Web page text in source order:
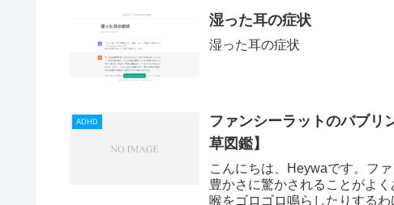
湿った耳の症状
湿った耳の症状
ADHD
ファンシーラットのバブリ
草図鑑】
こんにちは、Heywaです。フ
豊かさに驚かされることがよ
喉をゴロゴロ鳴らしたりする